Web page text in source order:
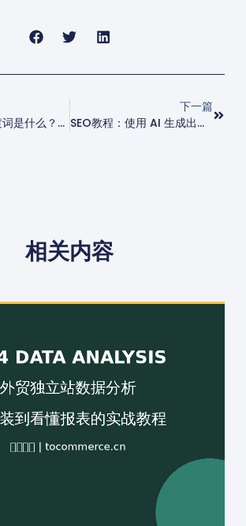
SEO教程：过渡词是什么？如何使用过渡词
下一篇
SEO教程：使用 AI 生成出色的 SEO 标题和元描述
相关内容